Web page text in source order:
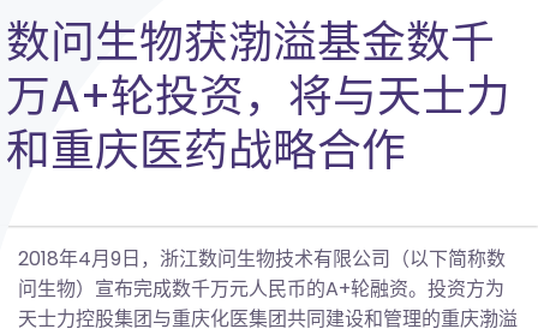
数问生物获渤溢基金数千
万A+轮投资，将与天士力
和重庆医药战略合作
2018年4月9日，浙江数问生物技术有限公司（以下简称数
问生物）宣布完成数千万元人民币的A+轮融资。投资方为
天士力控股集团与重庆化医集团共同建设和管理的重庆渤溢